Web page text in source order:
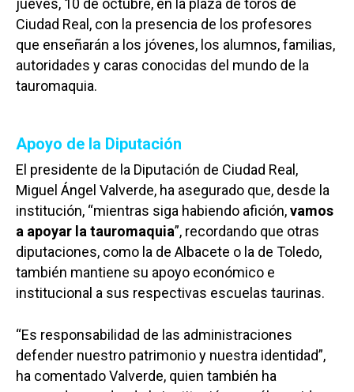
jueves, 10 de octubre, en la plaza de toros de
Ciudad Real, con la presencia de los profesores
que enseñarán a los jóvenes, los alumnos, familias,
autoridades y caras conocidas del mundo de la
tauromaquia.
Apoyo de la Diputación
El presidente de la Diputación de Ciudad Real,
Miguel Ángel Valverde, ha asegurado que, desde la
institución, “mientras siga habiendo afición,vamos
a apoyar la tauromaquia”, recordando que otras
diputaciones, como la de Albacete o la de Toledo,
también mantiene su apoyo económico e
institucional a sus respectivas escuelas taurinas.
“Es responsabilidad de las administraciones
defender nuestro patrimonio y nuestra identidad”,
ha comentado Valverde, quien también ha